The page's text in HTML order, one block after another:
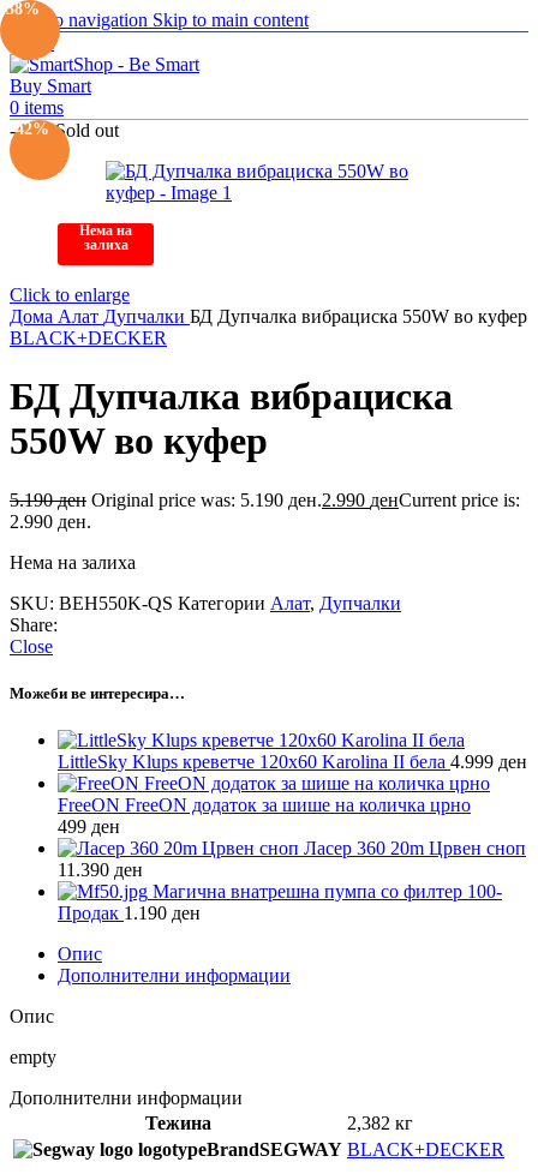
Skip to navigation Skip to main content
0 items
-42% Sold out
Нема на
залиха
-42%
Click to enlarge
Дома Алат Дупчалки БД Дупчалка вибрациска 550W во куфер
BLACK+DECKER
БД Дупчалка вибрациска
550W во куфер
5.190ден Original price was: 5.190 ден.2.990 денCurrent price is:
2.990 ден.
Нема на залиха
SKU: BEH550K-QS Категории Алат, Дупчалки
Share:
Close
Можеби ве интересира…
LittleSky Klups креветче 120х60 Karolina II бела 4.999 ден
FreeON FreeON додаток за шише на количка црно
499 ден
Ласер 360 20m Црвен сноп
11.390 ден
Магична внатрешна пумпа со филтер 100-
Продак 1.190 ден
Опис
Дополнителни информации
Опис
empty
Дополнителни информации
Тежина
2,382 кг
BrandSEGWAY BLACK+DECKER
-38%